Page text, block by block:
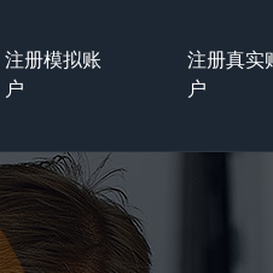
注册模拟账
户
注册真实
户